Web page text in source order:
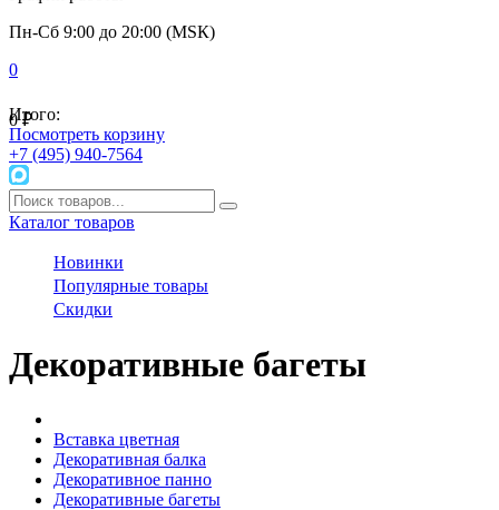
Пн-Сб 9:00 до 20:00 (МSК)
0
0₽
Итого:
Посмотреть корзину
+7 (495) 940-7564
Каталог товаров
Новинки
Популярные товары
Скидки
Декоративные багеты
Вставка цветная
Декоративная балка
Декоративное панно
Декоративные багеты